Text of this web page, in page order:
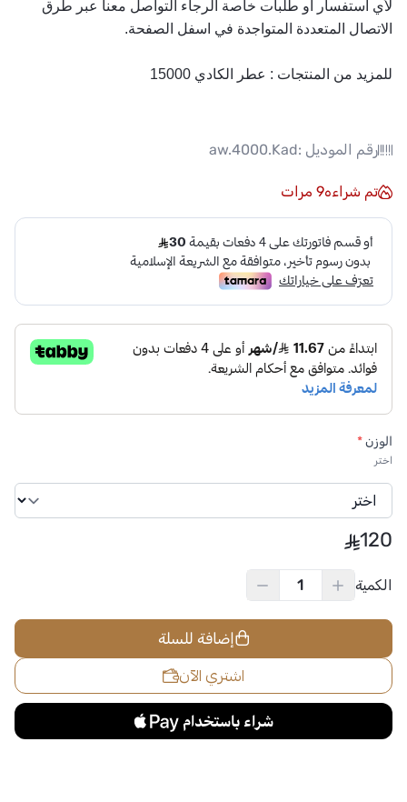
الاتصال المتعددة المتواجدة في اسفل الصفحة.
للمزيد من المنتجات : عطر الكادي 15000
رقم الموديل :aw.4000.Kad
تم شراءه9 مرات
الوزن*
اختر
120
الكمية
إضافة للسلة
اشتري الآن